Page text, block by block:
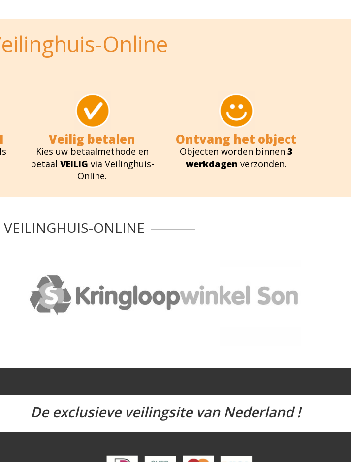
Online
Veilig betalen
Kies uw betaalmethode en
betaal VEILIG via Veilinghuis-
Online.
Ontvang het object
Objecten worden binnen 3
werkdagen verzonden.
VEILINGHUIS-ONLINE
De exclusieve veilingsite van Nederland !